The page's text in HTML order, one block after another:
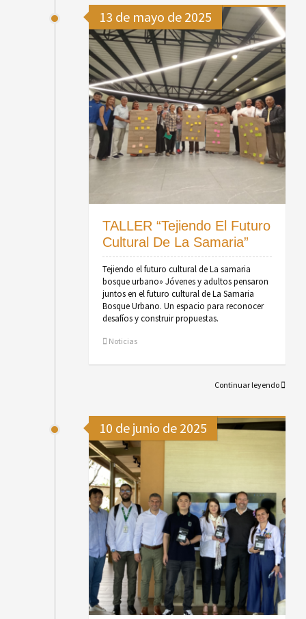
13 de mayo de 2025
TALLER “Tejiendo El Futuro
Cultural De La Samaria”
Tejiendo el futuro cultural de La samaria
bosque urbano» Jóvenes y adultos pensaron
juntos en el futuro cultural de La Samaria
Bosque Urbano. Un espacio para reconocer
desafíos y construir propuestas.
Noticias
Continuar leyendo
10 de junio de 2025